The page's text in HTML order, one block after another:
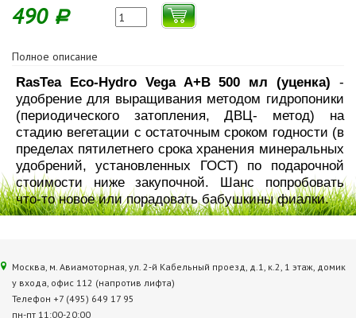
490 Р
Полное описание
RasTea Eco-Hydro Vega A+B 500 мл (уценка) -
удобрение для выращивания методом гидропоники
(периодического затопления, ДВЦ- метод) на
стадию вегетации с остаточным сроком годности (в
пределах пятилетнего срока хранения минеральных
удобрений, установленных ГОСТ) по подарочной
стоимости ниже закупочной. Шанс попробовать
что-то новое или порадовать бабушкины фиалки.
Москва, м. Авиамоторная, ул. 2‑й Кабельный проезд, д.1, к.2, 1 этаж, домик
у входа, офис 112 (напротив лифта)
Телефон +7 (495) 649 17 95
пн-пт 11:00-20:00